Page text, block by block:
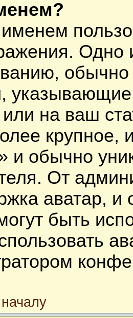
Одно
обычно
на ваш
крупное,
и обычно
От
аватар, и
быть